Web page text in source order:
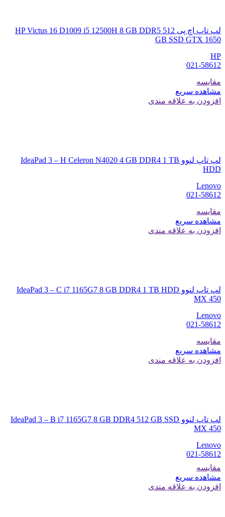
لپ تاپ اچ پی HP Victus 16 D1009 i5 12500H 8 GB DDR5 512
GB SSD GTX 1650
HP
021-58612
مقایسه
مشاهده سریع
افزودن به علاقه مندی
لپ تاپ لنوو IdeaPad 3 – H Celeron N4020 4 GB DDR4 1 TB
HDD
Lenovo
021-58612
مقایسه
مشاهده سریع
افزودن به علاقه مندی
لپ تاپ لنوو IdeaPad 3 – C i7 1165G7 8 GB DDR4 1 TB HDD
MX 450
Lenovo
021-58612
مقایسه
مشاهده سریع
افزودن به علاقه مندی
لپ تاپ لنوو IdeaPad 3 – B i7 1165G7 8 GB DDR4 512 GB SSD
MX 450
Lenovo
021-58612
مقایسه
مشاهده سریع
افزودن به علاقه مندی